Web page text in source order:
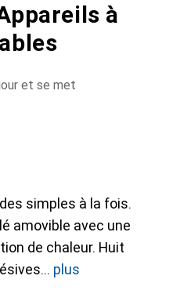
à
et se met
simples à la fois.
amovible avec une
de chaleur. Huit
plus